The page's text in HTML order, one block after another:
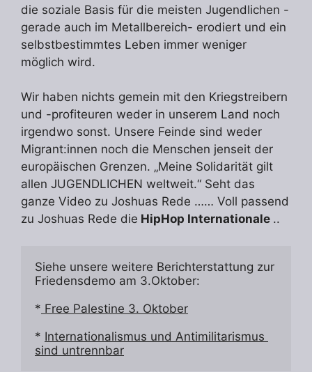
die soziale Basis für die meisten Jugendlichen -
gerade auch im Metallbereich- erodiert und ein
selbstbestimmtes Leben immer weniger
möglich wird.
Wir haben nichts gemein mit den Kriegstreibern
und -profiteuren weder in unserem Land noch
irgendwo sonst. Unsere Feinde sind weder
Migrant:innen noch die Menschen jenseit der
europäischen Grenzen. „Meine Solidarität gilt
allen JUGENDLICHEN weltweit.“ Seht das
ganze Video zu Joshuas Rede …… Voll passend
zu Joshuas Rede die HipHop Internationale ..
Siehe unsere weitere Berichterstattung zur
Friedensdemo am 3.Oktober:
* Free Palestine 3. Oktober
* Internationalismus und Antimilitarismus
sind untrennbar